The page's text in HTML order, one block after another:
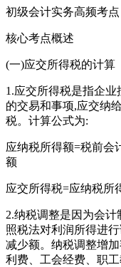
初级会计实务高频考
核心考点概述
(一)应交所得税的计算
1.应交所得税是指企
的交易和事项,应交纳
税。计算公式为:
应纳税所得额=税前会
额
应交所得税=应纳税所
2.纳税调整是因为会
照税法对利润所得进
减少额。纳税调整增
利费、工会经费、职